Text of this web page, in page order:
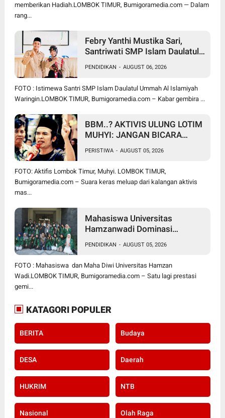
memberikan Hadiah.LOMBOK TIMUR, Bumigoramedia.com — Dalam
rang...
Febry Yanthi Mustika Sari,
Santriwati SMP Islam Daulatul
Lolos Jambore Nasional di
Cibubur
PENDIDIKAN - AUGUST 06, 2026
FOTO : Istimewa Santri SMP Islam Daulatul Ummah Al Islamiyah
Waringin.LOMBOK TIMUR, Bumigoramedia.com – Kabar gembira ...
BBM..? AKTIVIS ULUNG LOTIM
MUHYI: JANGAN BICARA
BUPATI WAJIB CARI SOLUSI,
BUKAN SURUH RAKYAT DIAM
DI RUMAH
PERISTIWA - AUGUST 05, 2026
FOTO: Aktifis Lombok Timur, Muhyi. LOMBOK TIMUR,
Bumigoramedia.com – Suara keras meluap dari kalangan aktivis
mas...
Mahasiswa Universitas
Hamzanwadi Dominasi
Harumkan NTB di Tingkat
Nasional
PENDIDIKAN - AUGUST 05, 2026
FOTO : Mahasiswa dan Maha Diwi Universitas Hamzan
Wadi.LOMBOK TIMUR, Bumigoramedia.com – Satu lagi prestasi
gemi...
KATAGORI POPULER
BERITA Budaya
DESA Daerah
HUKRIM NTB
Nasional Olah Raga